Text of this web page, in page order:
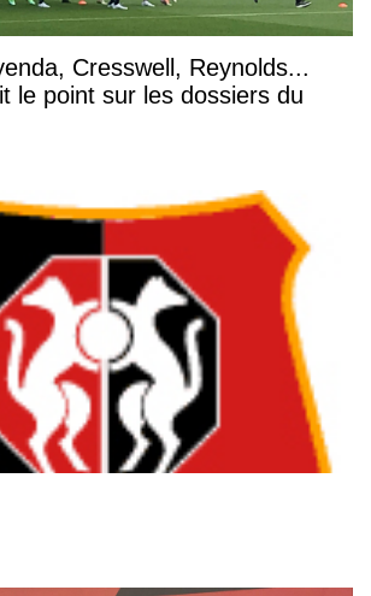
Cresswell, Reynolds...
le point sur les dossiers du